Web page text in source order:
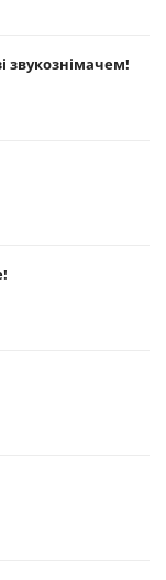
звукознімачем!